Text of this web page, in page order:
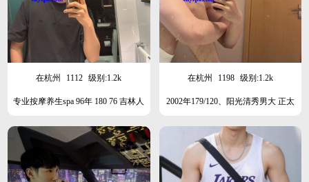
在杭州 1112 级别:1.2k
专业按摩养生spa 96年 180 76 吉林人
在杭州 1198 级别:1.2k
2002年179/120、阳光清秀男大 正太